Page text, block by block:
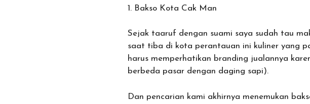
1. Bakso Kota Cak Man
Sejak taaruf dengan suami saya sudah tau
saat tiba di kota perantauan ini kuliner yang
harus memperhatikan branding jualannya
berbeda pasar dengan daging sapi).
Dan pencarian kami akhirnya menemukan